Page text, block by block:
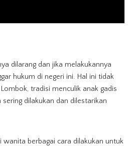
dilarang dan jika melakukannya
hukum di negeri ini. Hal ini tidak
tradisi menculik anak gadis
dilakukan dan dilestarikan
wanita berbagai cara dilakukan untuk